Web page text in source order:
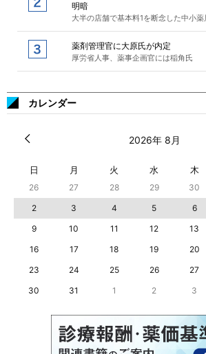
明暗
大半の店舗で基本料1を断念した中小薬
薬剤管理官に大原氏が内定
厚労省人事、薬事企画官には稲角氏
カレンダー
2026年 8月
日 月 火 水 木
26 27 28 29 30
2
3 4 5 6
9
10 11 12 13
16
17 18 19 20
23
24 25 26 27
30
31 1 2 3